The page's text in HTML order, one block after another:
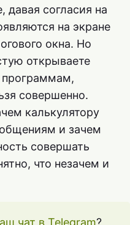
давая согласия на
на экране
окна. Но
открываете
совершенно.
калькулятору
и зачем
совершать
что незачем и